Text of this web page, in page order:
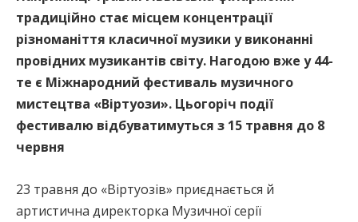
традиційно стає місцем концентрації
різноманіття класичної музики у виконанні
провідних музикантів світу. Нагодою вже у 44-
те є Міжнародний фестиваль музичного
мистецтва «Віртуози». Цьогоріч події
фестивалю відбуватимуться з 15 травня до 8
червня
23 травня до «Віртуозів» приєднається й
артистична директорка Музичної серії